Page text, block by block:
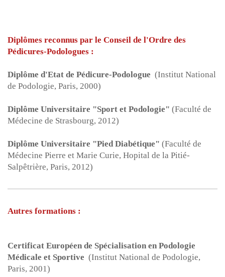
Diplômes reconnus par le Conseil de l'Ordre des
Pédicures-Podologues :
Diplôme d'Etat de Pédicure-Podologue (Institut National
de Podologie, Paris, 2000)
Diplôme Universitaire "Sport et Podologie" (Faculté de
Médecine de Strasbourg, 2012)
Diplôme Universitaire "Pied Diabétique" (Faculté de
Médecine Pierre et Marie Curie, Hopital de la Pitié-
Salpêtrière, Paris, 2012)
Autres formations :
Certificat Européen de Spécialisation en Podologie
Médicale et Sportive (Institut National de Podologie,
Paris, 2001)